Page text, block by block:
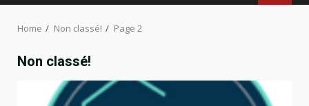
Home Non classé! Page 2
Non classé!